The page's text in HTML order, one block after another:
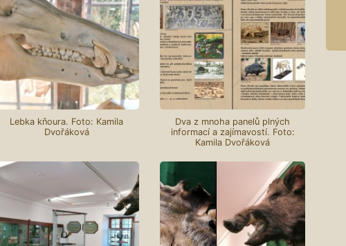
Lebka kňoura. Foto: Kamila
Dvořáková
Dva z mnoha panelů plných
informací a zajímavostí. Foto:
Kamila Dvořáková